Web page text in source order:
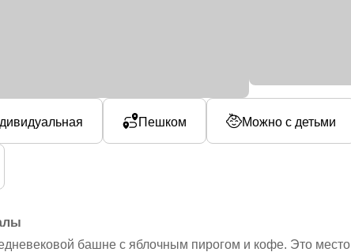
Пешком Можно с детьми
башне с яблочным пирогом и кофе. Это место